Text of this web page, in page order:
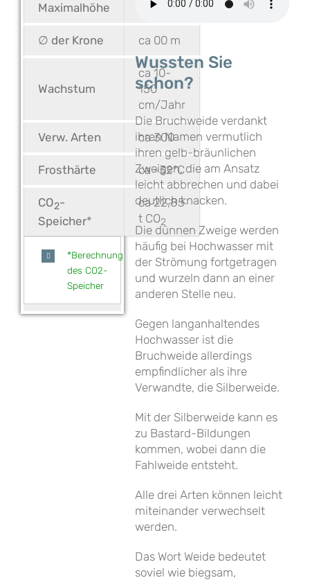
Maximalhöhe ca 15 m
∅ der Krone ca 00 m
Wachstum
ca 10-
150
cm/Jahr
Verw. Arten ca 300
Frosthärte ca -32°C
CO2-
Speicher*
ca 22,85
t CO2
*Berechnung
des CO2-
Speicher
Wussten Sie
schon?
Die Bruchweide verdankt
ihren Namen vermutlich
ihren gelb-bräunlichen
Zweigen, die am Ansatz
leicht abbrechen und dabei
deutlich knacken.
Die dünnen Zweige werden
häufig bei Hochwasser mit
der Strömung fortgetragen
und wurzeln dann an einer
anderen Stelle neu.
Gegen langanhaltendes
Hochwasser ist die
Bruchweide allerdings
empfindlicher als ihre
Verwandte, die Silberweide.
Mit der Silberweide kann es
zu Bastard-Bildungen
kommen, wobei dann die
Fahlweide entsteht.
Alle drei Arten können leicht
miteinander verwechselt
werden.
Das Wort Weide bedeutet
soviel wie biegsam,